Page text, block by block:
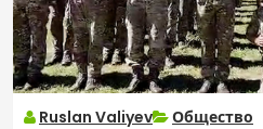
Ruslan Valiyev Общество